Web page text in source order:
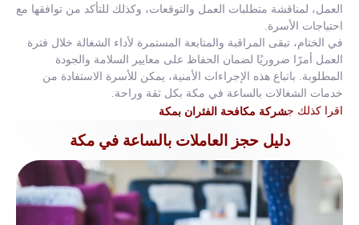
العمل، لمناقشة متطلبات العمل والتوقعات، وكذلك للتأكد من توافقها مع
احتياجات الأسرة.
في الختام، تبقى المراقبة والمتابعة المستمرة لأداء الشغالة خلال فترة
العمل أمرًا ضروريًا لضمان الحفاظ على معايير السلامة والجودة
المطلوبة. باتباع هذه الإجراءات الأمنية، يمكن للأسرة الاستفادة من
خدمات الشغالات بالساعة في مكة بكل ثقة وراحة.
اقرا كذلك جشركة مكافحة الفئران بمكة
دليل حجز العاملات بالساعة في مكة